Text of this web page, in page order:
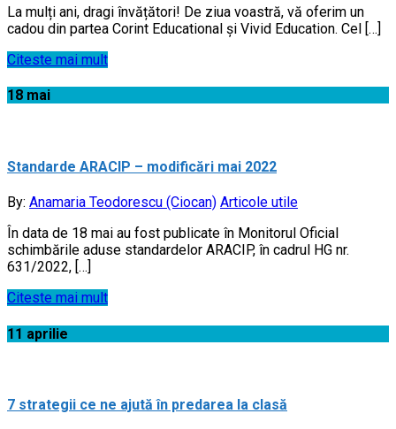
La mulți ani, dragi învățători! De ziua voastră, vă oferim un
cadou din partea Corint Educational și Vivid Education. Cel […]
Citeste mai mult
18 mai
Standarde ARACIP – modificări mai 2022
By: Anamaria Teodorescu (Ciocan) Articole utile
În data de 18 mai au fost publicate în Monitorul Oficial
schimbările aduse standardelor ARACIP, în cadrul HG nr.
631/2022, […]
Citeste mai mult
11 aprilie
7 strategii ce ne ajută în predarea la clasă